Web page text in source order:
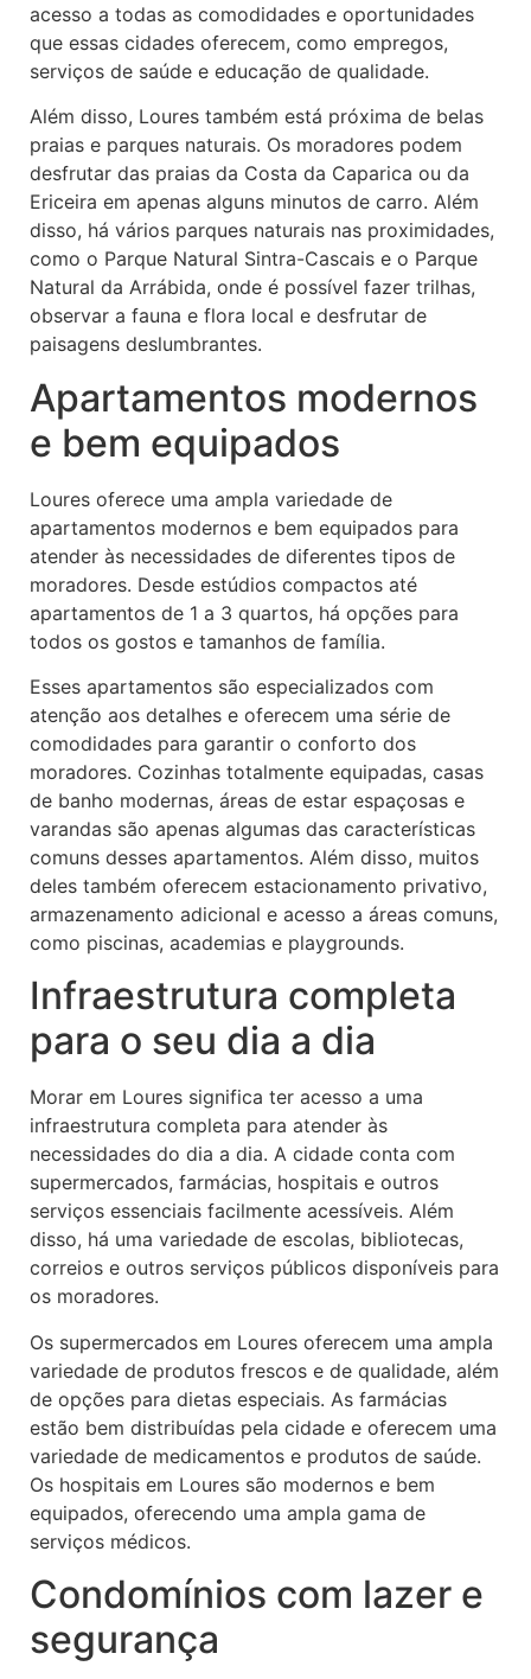
acesso a todas as comodidades e oportunidades
que essas cidades oferecem, como empregos,
serviços de saúde e educação de qualidade.
Além disso, Loures também está próxima de belas
praias e parques naturais. Os moradores podem
desfrutar das praias da Costa da Caparica ou da
Ericeira em apenas alguns minutos de carro. Além
disso, há vários parques naturais nas proximidades,
como o Parque Natural Sintra-Cascais e o Parque
Natural da Arrábida, onde é possível fazer trilhas,
observar a fauna e flora local e desfrutar de
paisagens deslumbrantes.
Apartamentos modernos
e bem equipados
Loures oferece uma ampla variedade de
apartamentos modernos e bem equipados para
atender às necessidades de diferentes tipos de
moradores. Desde estúdios compactos até
apartamentos de 1 a 3 quartos, há opções para
todos os gostos e tamanhos de família.
Esses apartamentos são especializados com
atenção aos detalhes e oferecem uma série de
comodidades para garantir o conforto dos
moradores. Cozinhas totalmente equipadas, casas
de banho modernas, áreas de estar espaçosas e
varandas são apenas algumas das características
comuns desses apartamentos. Além disso, muitos
deles também oferecem estacionamento privativo,
armazenamento adicional e acesso a áreas comuns,
como piscinas, academias e playgrounds.
Infraestrutura completa
para o seu dia a dia
Morar em Loures significa ter acesso a uma
infraestrutura completa para atender às
necessidades do dia a dia. A cidade conta com
supermercados, farmácias, hospitais e outros
serviços essenciais facilmente acessíveis. Além
disso, há uma variedade de escolas, bibliotecas,
correios e outros serviços públicos disponíveis para
os moradores.
Os supermercados em Loures oferecem uma ampla
variedade de produtos frescos e de qualidade, além
de opções para dietas especiais. As farmácias
estão bem distribuídas pela cidade e oferecem uma
variedade de medicamentos e produtos de saúde.
Os hospitais em Loures são modernos e bem
equipados, oferecendo uma ampla gama de
serviços médicos.
Condomínios com lazer e
segurança